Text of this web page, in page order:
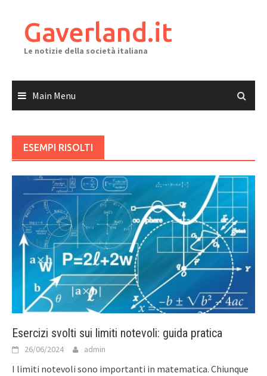
contentGaverland.it
Le notizie della società italiana
Main Menu
ESEMPI RISOLTI
Esercizi svolti sui limiti notevoli: guida pratica
26/06/2024 admin
I limiti notevoli sono importanti in matematica. Chiunque